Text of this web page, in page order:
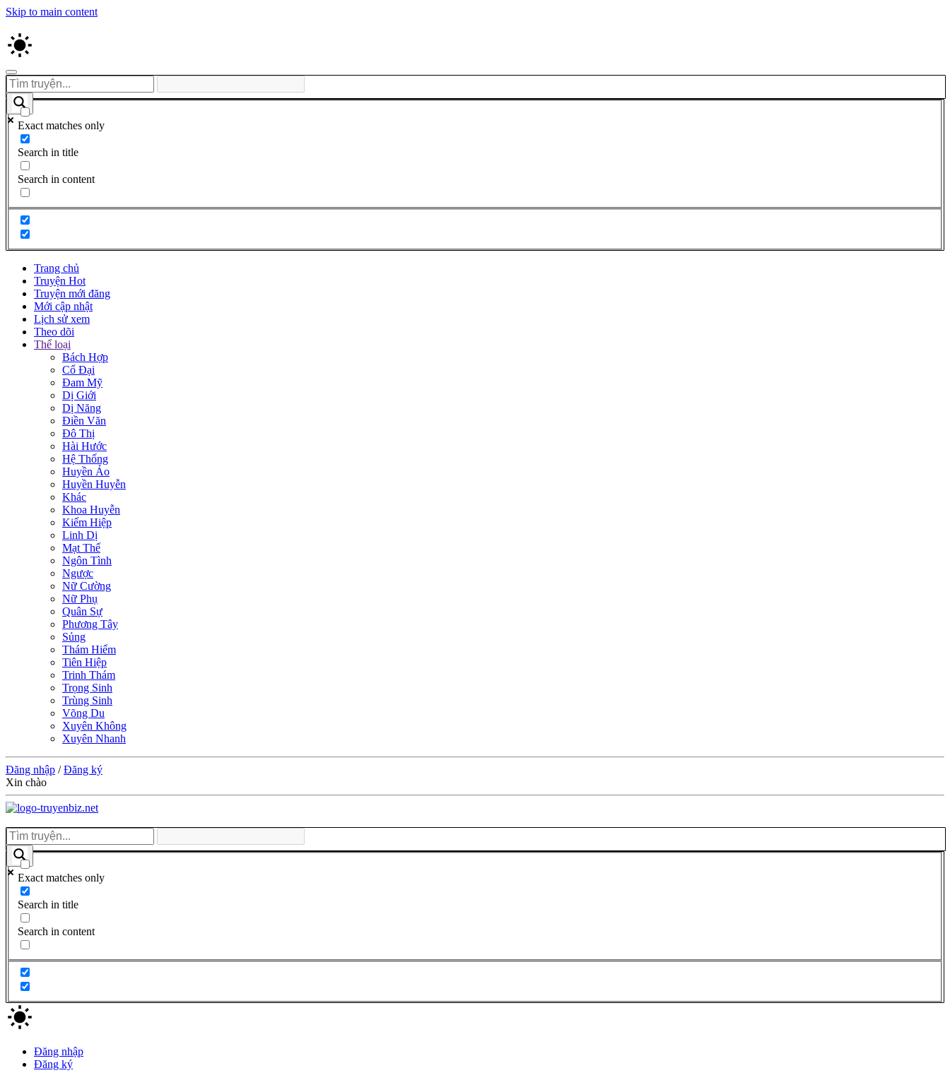
Skip to main content
Exact matches only
Search in title
Search in content
Trang chủ
Truyện Hot
Truyện mới đăng
Mới cập nhật
Lịch sử xem
Theo dõi
Thể loại
Bách Hợp
Cổ Đại
Đam Mỹ
Dị Giới
Dị Năng
Điền Văn
Đô Thị
Hài Hước
Hệ Thống
Huyền Ảo
Huyền Huyễn
Khác
Khoa Huyễn
Kiếm Hiệp
Linh Dị
Mạt Thế
Ngôn Tình
Ngược
Nữ Cường
Nữ Phụ
Quân Sự
Phương Tây
Sủng
Thám Hiểm
Tiên Hiệp
Trinh Thám
Trọng Sinh
Trùng Sinh
Võng Du
Xuyên Không
Xuyên Nhanh
Đăng nhập /Đăng ký
Xin chào
Exact matches only
Search in title
Search in content
Đăng nhập
Đăng ký